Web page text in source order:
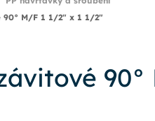
90° M/F 1 1/2" x 1 1/2"